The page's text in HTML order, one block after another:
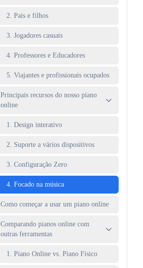
2. Pais e filhos
3. Jogadores casuais
4. Professores e Educadores
5. Viajantes e profissionais ocupados
Principais recursos do nosso piano
online
1. Design interativo
2. Suporte a vários dispositivos
3. Configuração Zero
4. Focado na música
Como começar a usar um piano online
Comparando pianos online com
outras ferramentas
1. Piano Online vs. Piano Físico